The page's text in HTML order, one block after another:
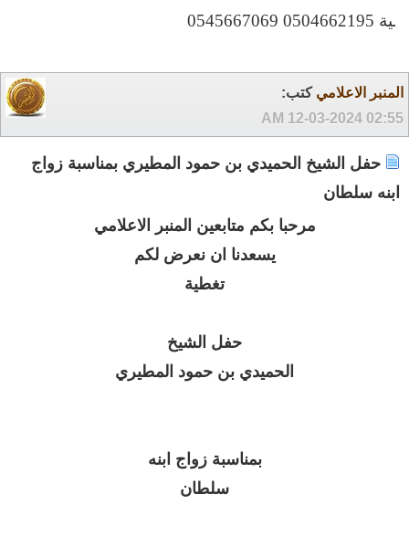
المنبر الاعلامي كتب:
12-03-2024 02:55 AM
حفل الشيخ الحميدي بن حمود المطيري بمناسبة زواج
ابنه سلطان
مرحبا بكم متابعين المنبر الاعلامي
يسعدنا ان نعرض لكم
تغطية
حفل الشيخ
الحميدي بن حمود المطيري
بمناسبة زواج ابنه
سلطان